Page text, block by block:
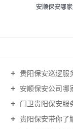
安顺保安哪
贵阳保安巡逻服
安顺保安公司哪
门卫贵阳保安服
贵阳保安带你了